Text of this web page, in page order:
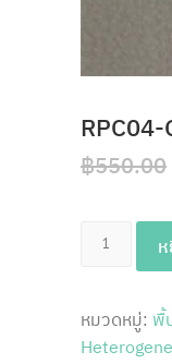
RPC04-
฿550.00
จำนวน
ชิ้น
หมวดหมู่: พื้